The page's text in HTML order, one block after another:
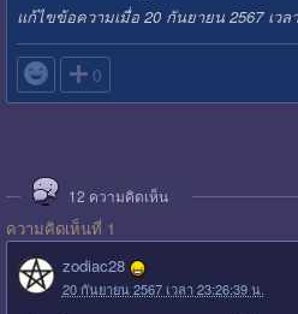
แก้ไขข้อความเมื่อ 20 กันยายน 2567 เวล
 0
12 ความคิดเห็น
ความคิดเห็นที่ 1
zodiac28
20 กันยายน 2567 เวลา 23:26:39 น.